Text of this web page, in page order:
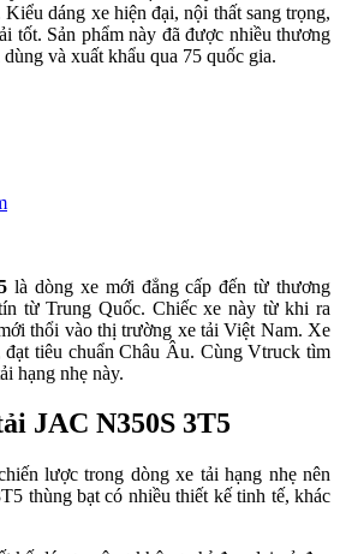
dáng xe hiện đại, nội thất sang trọng,
tốt. Sản phẩm này đã được nhiều thương
và xuất khẩu qua 75 quốc gia.
là dòng xe mới đẳng cấp đến từ thương
từ Trung Quốc. Chiếc xe này từ khi ra
thổi vào thị trường xe tải Việt Nam. Xe
đạt tiêu chuẩn Châu Âu. Cùng Vtruck tìm
hạng nhẹ này.
JAC N350S 3T5
lược trong dòng xe tải hạng nhẹ nên
thùng bạt có nhiều thiết kế tinh tế, khác